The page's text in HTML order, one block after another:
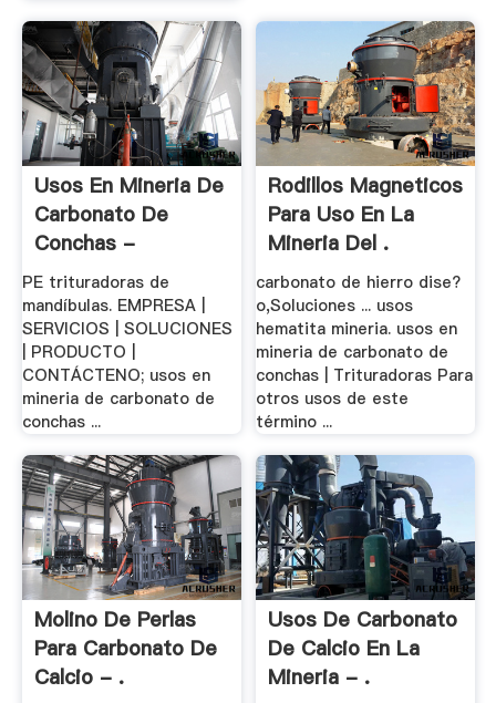
Usos En Mineria De
Carbonato De
Conchas -
Sezlic.pw
PE trituradoras de
mandíbulas. EMPRESA |
SERVICIOS | SOLUCIONES
| PRODUCTO |
CONTÁCTENO; usos en
mineria de carbonato de
conchas ...
Rodillos Magneticos
Para Uso En La
Mineria Del .
carbonato de hierro dise?
o,Soluciones ... usos
hematita mineria. usos en
mineria de carbonato de
conchas | Trituradoras Para
otros usos de este
término ...
Molino De Perlas
Para Carbonato De
Calcio - .
Usos De Carbonato
De Calcio En La
Mineria - .